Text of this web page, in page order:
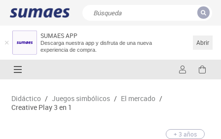
SUMAES APP
Descarga nuestra app y disfruta de una nueva
experiencia de compra.
Abrir
Resultados de la búsqueda
Didáctico / Juegos simbólicos / El mercado /
Creative Play 3 en 1
+ 3 años